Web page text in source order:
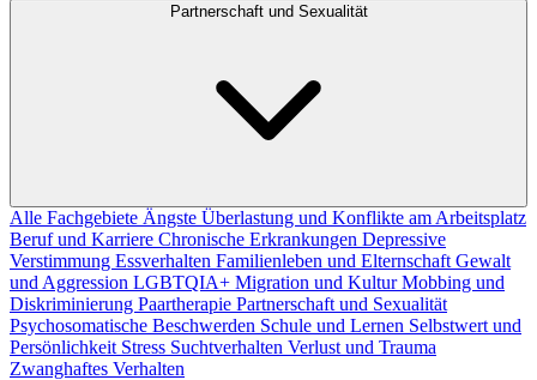
Partnerschaft und Sexualität
Alle Fachgebiete Ängste Überlastung und Konflikte am Arbeitsplatz
Beruf und Karriere Chronische Erkrankungen Depressive
Verstimmung Essverhalten Familienleben und Elternschaft Gewalt
und Aggression LGBTQIA+ Migration und KulturMobbing und
Diskriminierung Paartherapie Partnerschaft und Sexualität
Psychosomatische Beschwerden Schule und Lernen Selbstwert und
Persönlichkeit Stress Suchtverhalten Verlust und Trauma
Zwanghaftes Verhalten